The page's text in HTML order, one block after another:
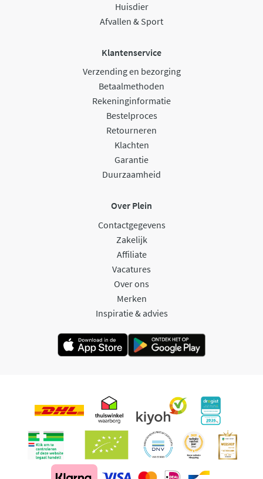
Huisdier
Afvallen & Sport
Klantenservice
Verzending en bezorging
Betaalmethoden
Rekeninginformatie
Bestelproces
Retourneren
Klachten
Garantie
Duurzaamheid
Over Plein
Contactgegevens
Zakelijk
Affiliate
Vacatures
Over ons
Merken
Inspiratie & advies